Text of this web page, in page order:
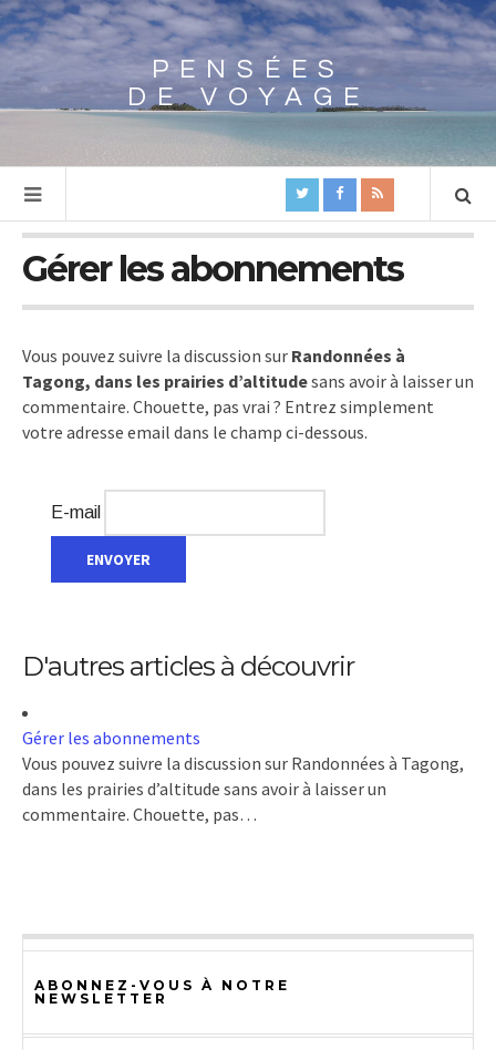
Array
PENSÉES
DE VOYAGE
Gérer les abonnements
Vous pouvez suivre la discussion sur Randonnées à
Tagong, dans les prairies d’altitudesans avoir à laisser un
commentaire. Chouette, pas vrai ? Entrez simplement
votre adresse email dans le champ ci-dessous.
E-mail
D'autres articles à découvrir
Gérer les abonnements
Vous pouvez suivre la discussion sur Randonnées à Tagong,
dans les prairies d’altitude sans avoir à laisser un
commentaire. Chouette, pas…
ABONNEZ-VOUS À NOTRE
NEWSLETTER